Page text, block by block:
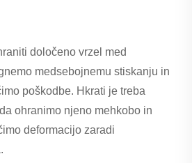
določeno vrzel med
medsebojnemu stiskanju in
poškodbe. Hkrati je treba
ohranimo njeno mehkobo in
deformacijo zaradi